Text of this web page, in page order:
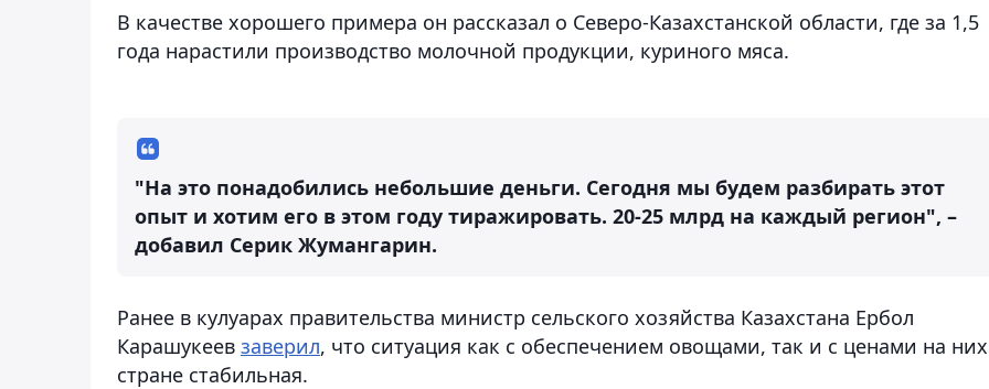
В качестве хорошего примера он рассказал о Северо-Казахстанской области, где за 1,5
года нарастили производство молочной продукции, куриного мяса.
"На это понадобились небольшие деньги. Сегодня мы будем разбирать этот
опыт и хотим его в этом году тиражировать. 20-25 млрд на каждый регион", –
добавил Серик Жумангарин.
Ранее в кулуарах правительства министр сельского хозяйства Казахстана Ербол
Карашукеев заверил, что ситуация как с обеспечением овощами, так и с ценами на
стране стабильная.